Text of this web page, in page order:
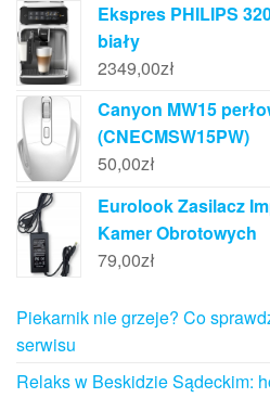
Ekspres PHILIPS
biały
2349,00zł
Canyon MW15
(CNECMSW15PW)
50,00zł
Eurolook Zasilacz
Kamer Obrotowych
79,00zł
Piekarnik nie grzeje? Co
serwisu
Relaks w Beskidzie Sądeckim: